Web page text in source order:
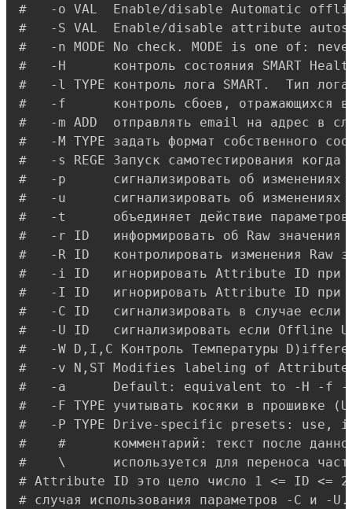
#   -o VAL  Enable/disable Automatic
#   -S VAL  Enable/disable attribute
#   -n MODE No check. MODE is one of:
#   -H      контроль состояния SMART
#   -l TYPE контроль лога SMART.  Тип
#   -f      контроль сбоев, отражающихся в
#   -m ADD  отправлять email на адрес в
#   -M TYPE задать формат собственного
#   -s REGE Запуск самотестирования когда
#   -p      сигнализировать об
#   -u      сигнализировать об
#   -t      объединяет действие
#   -r ID   информировать об Raw
#   -R ID   контролировать изменения
#   -i ID   игнорировать Attribute ID при
#   -I ID   игнорировать Attribute ID при
#   -C ID   сигнализировать в случае если
#   -U ID   сигнализировать если Offline
#   -W D,I,C Контроль Температуры
#   -v N,ST Modifies labeling of Attribute
#   -a      Default: equivalent to -H -f
#   -F TYPE учитывать косяки в прошивке
#   -P TYPE Drive-specific presets: use,
#    #      комментарий: текст после
#    \      используется для переноса части
# Attribute ID это цело число 1 <= ID <=
# случая использования параметров -C и -U.